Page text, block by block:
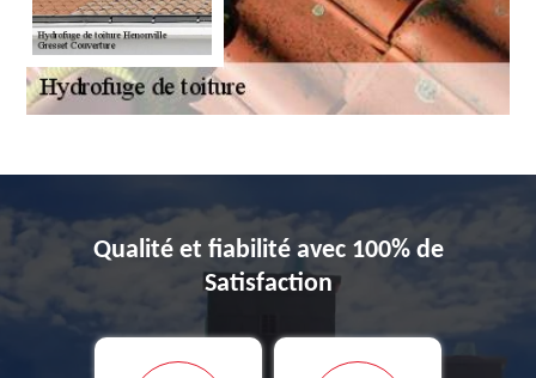
Qualité et fiabilité avec 100% de
Satisfaction